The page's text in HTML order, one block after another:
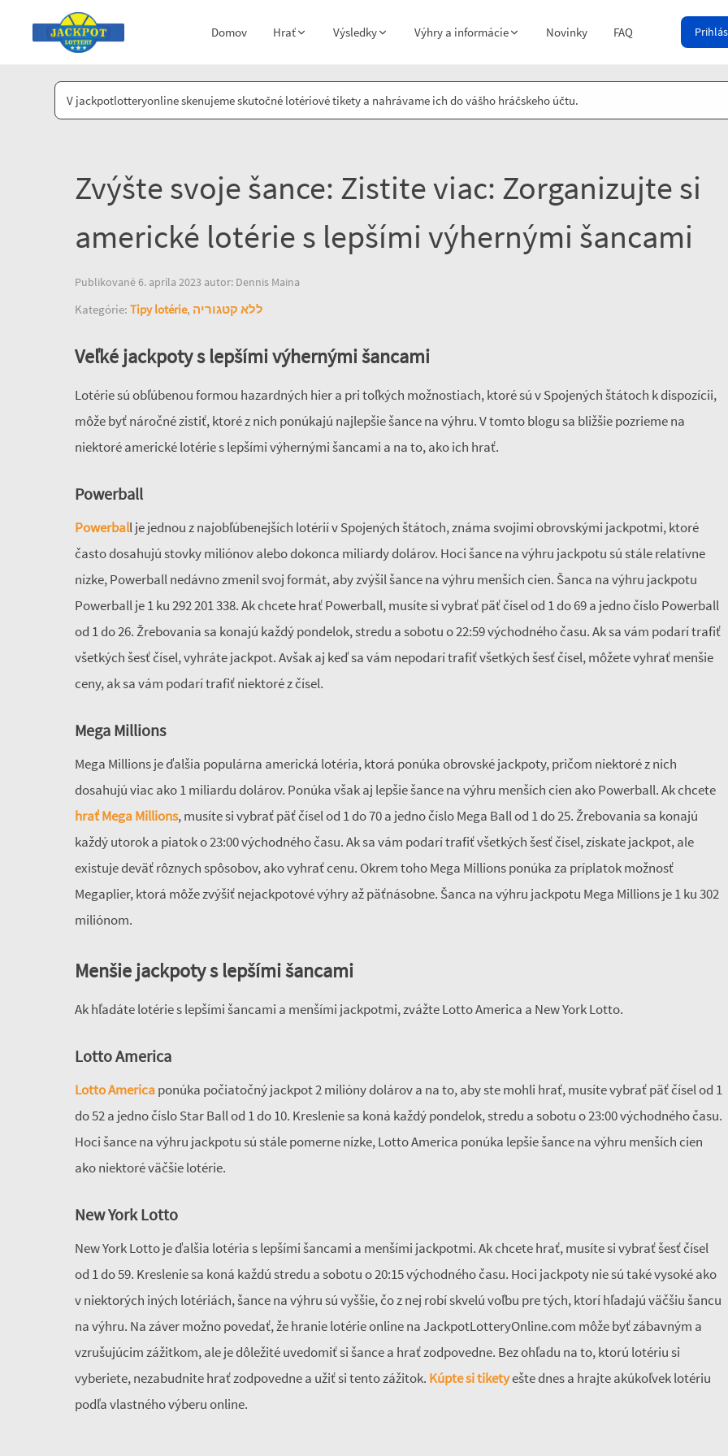
Domov Hrať Výsledky Výhry a informácie Novinky FAQ
V jackpotlotteryonline skenujeme skutočné lotériové tikety a nahrávame ich do vášho hráčskeho účtu.
Zvýšte svoje šance: Zistite viac: Zorganizujte si
americké lotérie s lepšími výhernými šancami
Publikované 6. apríla 2023 autor: Dennis Maina
Kategórie: Tipy lotérie, ללא קטגוריה
Veľké jackpoty s lepšími výhernými šancami
Lotérie sú obľúbenou formou hazardných hier a pri toľkých možnostiach, ktoré sú v Spojených štátoch k dispozícii,
môže byť náročné zistiť, ktoré z nich ponúkajú najlepšie šance na výhru. V tomto blogu sa bližšie pozrieme na
niektoré americké lotérie s lepšími výhernými šancami a na to, ako ich hrať.
Powerball
Powerball je jednou z najobľúbenejších lotérií v Spojených štátoch, známa svojimi obrovskými jackpotmi, ktoré
často dosahujú stovky miliónov alebo dokonca miliardy dolárov. Hoci šance na výhru jackpotu sú stále relatívne
nízke, Powerball nedávno zmenil svoj formát, aby zvýšil šance na výhru menších cien. Šanca na výhru jackpotu
Powerball je 1 ku 292 201 338. Ak chcete hrať Powerball, musíte si vybrať päť čísel od 1 do 69 a jedno číslo Powerball
od 1 do 26. Žrebovania sa konajú každý pondelok, stredu a sobotu o 22:59 východného času. Ak sa vám podarí trafiť
všetkých šesť čísel, vyhráte jackpot. Avšak aj keď sa vám nepodarí trafiť všetkých šesť čísel, môžete vyhrať menšie
ceny, ak sa vám podarí trafiť niektoré z čísel.
Mega Millions
Mega Millions je ďalšia populárna americká lotéria, ktorá ponúka obrovské jackpoty, pričom niektoré z nich
dosahujú viac ako 1 miliardu dolárov. Ponúka však aj lepšie šance na výhru menších cien ako Powerball. Ak chcete
hrať Mega Millions, musíte si vybrať päť čísel od 1 do 70 a jedno číslo Mega Ball od 1 do 25. Žrebovania sa konajú
každý utorok a piatok o 23:00 východného času. Ak sa vám podarí trafiť všetkých šesť čísel, získate jackpot, ale
existuje deväť rôznych spôsobov, ako vyhrať cenu. Okrem toho Mega Millions ponúka za príplatok možnosť
Megaplier, ktorá môže zvýšiť nejackpotové výhry až päťnásobne. Šanca na výhru jackpotu Mega Millions je 1 ku 302
miliónom.
Menšie jackpoty s lepšími šancami
Ak hľadáte lotérie s lepšími šancami a menšími jackpotmi, zvážte Lotto America a New York Lotto.
Lotto America
Lotto Americaponúka počiatočný jackpot 2 milióny dolárov a na to, aby ste mohli hrať, musíte vybrať päť čísel od 1
do 52 a jedno číslo Star Ball od 1 do 10. Kreslenie sa koná každý pondelok, stredu a sobotu o 23:00 východného času.
Hoci šance na výhru jackpotu sú stále pomerne nízke, Lotto America ponúka lepšie šance na výhru menších cien
ako niektoré väčšie lotérie.
New York Lotto
New York Lotto je ďalšia lotéria s lepšími šancami a menšími jackpotmi. Ak chcete hrať, musíte si vybrať šesť čísel
od 1 do 59. Kreslenie sa koná každú stredu a sobotu o 20:15 východného času. Hoci jackpoty nie sú také vysoké ako
v niektorých iných lotériách, šance na výhru sú vyššie, čo z nej robí skvelú voľbu pre tých, ktorí hľadajú väčšiu šancu
na výhru. Na záver možno povedať, že hranie lotérie online na JackpotLotteryOnline.com môže byť zábavným a
vzrušujúcim zážitkom, ale je dôležité uvedomiť si šance a hrať zodpovedne. Bez ohľadu na to, ktorú lotériu si
vyberiete, nezabudnite hrať zodpovedne a užiť si tento zážitok. Kúpte si tiketyešte dnes a hrajte akúkoľvek lotériu
podľa vlastného výberu online.